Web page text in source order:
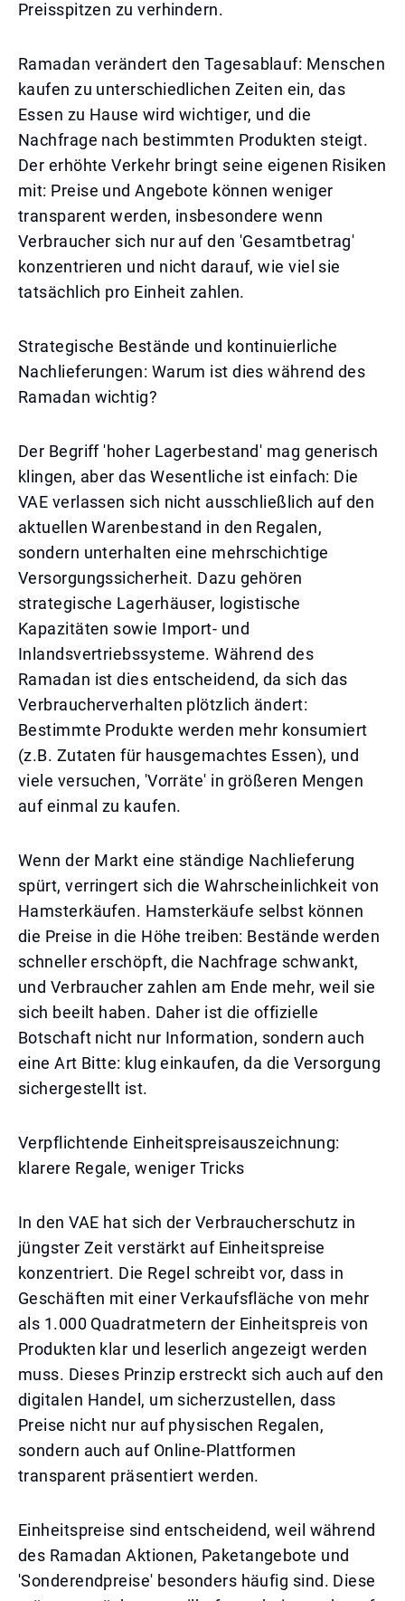
Preisspitzen zu verhindern.
Ramadan verändert den Tagesablauf: Menschen
kaufen zu unterschiedlichen Zeiten ein, das
Essen zu Hause wird wichtiger, und die
Nachfrage nach bestimmten Produkten steigt.
Der erhöhte Verkehr bringt seine eigenen Risiken
mit: Preise und Angebote können weniger
transparent werden, insbesondere wenn
Verbraucher sich nur auf den 'Gesamtbetrag'
konzentrieren und nicht darauf, wie viel sie
tatsächlich pro Einheit zahlen.
Strategische Bestände und kontinuierliche
Nachlieferungen: Warum ist dies während des
Ramadan wichtig?
Der Begriff 'hoher Lagerbestand' mag generisch
klingen, aber das Wesentliche ist einfach: Die
VAE verlassen sich nicht ausschließlich auf den
aktuellen Warenbestand in den Regalen,
sondern unterhalten eine mehrschichtige
Versorgungssicherheit. Dazu gehören
strategische Lagerhäuser, logistische
Kapazitäten sowie Import- und
Inlandsvertriebssysteme. Während des
Ramadan ist dies entscheidend, da sich das
Verbraucherverhalten plötzlich ändert:
Bestimmte Produkte werden mehr konsumiert
(z.B. Zutaten für hausgemachtes Essen), und
viele versuchen, 'Vorräte' in größeren Mengen
auf einmal zu kaufen.
Wenn der Markt eine ständige Nachlieferung
spürt, verringert sich die Wahrscheinlichkeit von
Hamsterkäufen. Hamsterkäufe selbst können
die Preise in die Höhe treiben: Bestände werden
schneller erschöpft, die Nachfrage schwankt,
und Verbraucher zahlen am Ende mehr, weil sie
sich beeilt haben. Daher ist die offizielle
Botschaft nicht nur Information, sondern auch
eine Art Bitte: klug einkaufen, da die Versorgung
sichergestellt ist.
Verpflichtende Einheitspreisauszeichnung:
klarere Regale, weniger Tricks
In den VAE hat sich der Verbraucherschutz in
jüngster Zeit verstärkt auf Einheitspreise
konzentriert. Die Regel schreibt vor, dass in
Geschäften mit einer Verkaufsfläche von mehr
als 1.000 Quadratmetern der Einheitspreis von
Produkten klar und leserlich angezeigt werden
muss. Dieses Prinzip erstreckt sich auch auf den
digitalen Handel, um sicherzustellen, dass
Preise nicht nur auf physischen Regalen,
sondern auch auf Online-Plattformen
transparent präsentiert werden.
Einheitspreise sind entscheidend, weil während
des Ramadan Aktionen, Paketangebote und
'Sonderendpreise' besonders häufig sind. Diese